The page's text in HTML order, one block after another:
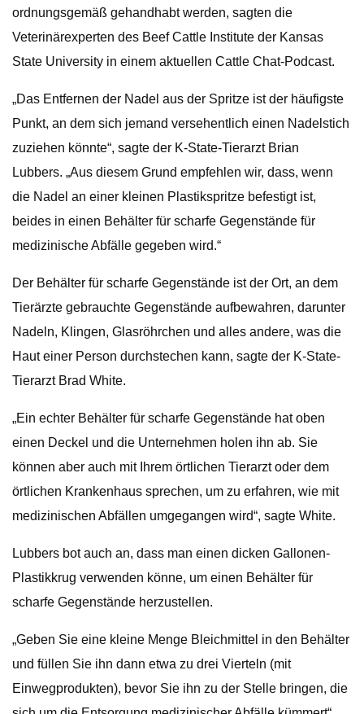
ordnungsgemäß gehandhabt werden, sagten die
Veterinärexperten des Beef Cattle Institute der Kansas
State University in einem aktuellen Cattle Chat-Podcast.
„Das Entfernen der Nadel aus der Spritze ist der häufigste
Punkt, an dem sich jemand versehentlich einen Nadelstich
zuziehen könnte“, sagte der K-State-Tierarzt Brian
Lubbers. „Aus diesem Grund empfehlen wir, dass, wenn
die Nadel an einer kleinen Plastikspritze befestigt ist,
beides in einen Behälter für scharfe Gegenstände für
medizinische Abfälle gegeben wird.“
Der Behälter für scharfe Gegenstände ist der Ort, an dem
Tierärzte gebrauchte Gegenstände aufbewahren, darunter
Nadeln, Klingen, Glasröhrchen und alles andere, was die
Haut einer Person durchstechen kann, sagte der K-State-
Tierarzt Brad White.
„Ein echter Behälter für scharfe Gegenstände hat oben
einen Deckel und die Unternehmen holen ihn ab. Sie
können aber auch mit Ihrem örtlichen Tierarzt oder dem
örtlichen Krankenhaus sprechen, um zu erfahren, wie mit
medizinischen Abfällen umgegangen wird“, sagte White.
Lubbers bot auch an, dass man einen dicken Gallonen-
Plastikkrug verwenden könne, um einen Behälter für
scharfe Gegenstände herzustellen.
„Geben Sie eine kleine Menge Bleichmittel in den Behälter
und füllen Sie ihn dann etwa zu drei Vierteln (mit
Einwegprodukten), bevor Sie ihn zu der Stelle bringen, die